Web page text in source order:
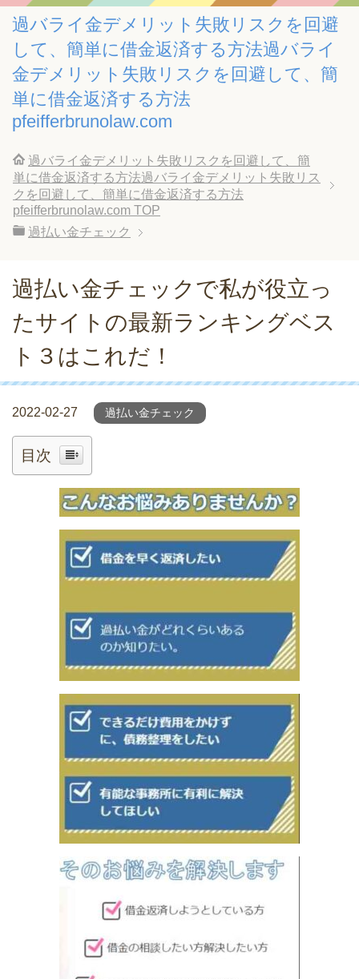
過バライ金デメリット失敗リスクを回避
して、簡単に借金返済する方法過バライ
金デメリット失敗リスクを回避して、簡
単に借金返済する方法
pfeifferbrunolaw.com
過バライ金デメリット失敗リスクを回避して、簡
単に借金返済する方法過バライ金デメリット失敗リス
クを回避して、簡単に借金返済する方法
pfeifferbrunolaw.com TOP
過払い金チェック
過払い金チェックで私が役立っ
たサイトの最新ランキングベス
ト３はこれだ！
2022-02-27 過払い金チェック
目次